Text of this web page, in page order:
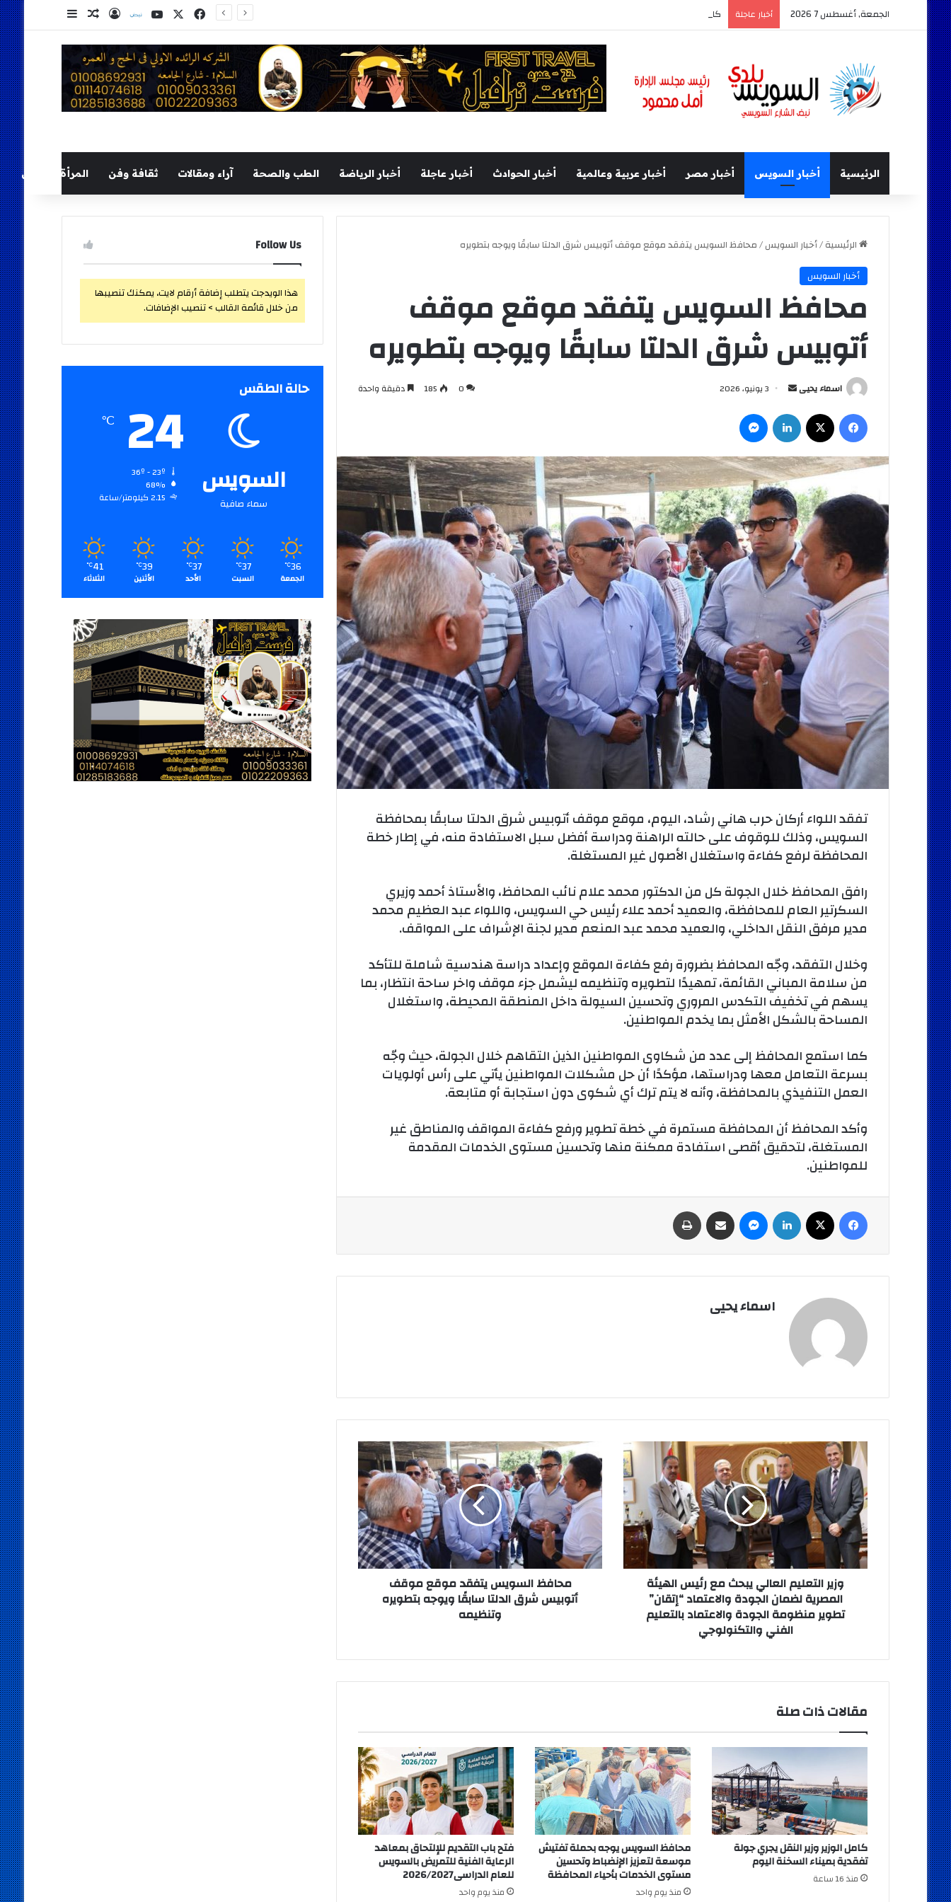
الجمعة, أغسطس 7 2026 أخبار عاجلة كامل الوزير وزير النقل يجري جولة تفقدية بميناء السخنة اليوم فيسبوك
‫X
‫YouTube
نلضتسجيل الدخول
مقال عشوائي
إضافة عمود
الرئيسية أخبار السويس أخبار مصر أخبار عربية وعالمية أخبار الحوادث أخبار عاجلة أخبار الرياضة الطب والصحة آراء ومقالات ثقافة وفن المرأة والطفل
الرئيسية/أخبار السويس/محافظ السويس يتفقد موقع موقف أتوبيس شرق الدلتا سابقًا ويوجه بتطويره
أخبار السويس
محافظ السويس يتفقد موقع موقف
أتوبيس شرق الدلتا سابقًا ويوجه بتطويره
اسماء يحيى
أرسل
إلكترونيا
3 يونيو، 2026 0
185 دقيقة واحدة
فيسبوك لينكدإن
تفقد اللواء أركان حرب هاني رشاد، اليوم، موقع موقف أتوبيس شرق الدلتا سابقًا بمحافظة
السويس، وذلك للوقوف على حالته الراهنة ودراسة أفضل سبل الاستفادة منه، في إطار خطة
المحافظة لرفع كفاءة واستغلال الأصول غير المستغلة.
رافق المحافظ خلال الجولة كل من الدكتور محمد علام نائب المحافظ، والأستاذ أحمد وزيري
السكرتير العام للمحافظة، والعميد أحمد علاء رئيس حي السويس، واللواء عبد العظيم محمد
مدير مرفق النقل الداخلي، والعميد محمد عبد المنعم مدير لجنة الإشراف على المواقف.
وخلال التفقد، وجّه المحافظ بضرورة رفع كفاءة الموقع وإعداد دراسة هندسية شاملة للتأكد
من سلامة المباني القائمة، تمهيدًا لتطويره وتنظيمه ليشمل جزء موقف واخر ساحة انتظار، بما
يسهم في تخفيف التكدس المروري وتحسين السيولة داخل المنطقة المحيطة، واستغلال
المساحة بالشكل الأمثل بما يخدم المواطنين.
كما استمع المحافظ إلى عدد من شكاوى المواطنين الذين التقاهم خلال الجولة، حيث وجّه
بسرعة التعامل معها ودراستها، مؤكدًا أن حل مشكلات المواطنين يأتي على رأس أولويات
العمل التنفيذي بالمحافظة، وأنه لا يتم ترك أي شكوى دون استجابة أو متابعة.
وأكد المحافظ أن المحافظة مستمرة في خطة تطوير ورفع كفاءة المواقف والمناطق غير
المستغلة، لتحقيق أقصى استفادة ممكنة منها وتحسين مستوى الخدمات المقدمة
للمواطنين.
فيسبوك لينكدإن ماسنجر مشاركة عبر البريد
اسماء يحيى
وزير
التعليم
العالي
يبحث
مع
رئيس
الهيئة
المصرية
لضمان
الجودة
والاعتماد
“إتقان”
الجودة
بالتعليم
والتكنولوجي
وزير التعليم العالي يبحث مع رئيس الهيئة
المصرية لضمان الجودة والاعتماد “إتقان”
تطوير منظومة الجودة والاعتماد بالتعليم
الفني والتكنولوجي
محافظ
السويس
يتفقد
موقع
موقف
أتوبيس
شرق
الدلتا
سابقًا
بتطويره
محافظ السويس يتفقد موقع موقف
أتوبيس شرق الدلتا سابقًا ويوجه بتطويره
وتنظيمه
مقالات ذات صلة
كامل الوزير وزير النقل يجري جولة
تفقدية بميناء السخنة اليوم
منذ 16 ساعة
محافظ السويس يوجه بحملة تفتيش
موسعة لتعزيز الإنضباط وتحسين
مستوى الخدمات بأحياء المحافظة
منذ يوم واحد
فتح باب التقديم للإلتحاق بمعاهد
الرعاية الفنية للتمريض بالسويس
للعام الدراسى2026/2027
منذ يوم واحد
Follow Us
هذا الويدجت يتطلب إضافة أرقام لايت، يمكنك تنصيبها
من خلال قائمة القالب > تنصيب الإضافات.
حالة الطقس
السويس
سماء صافية
24
℃
68%
2.15 كيلومتر/ساعة
36
℃
الجمعة
37
℃
السبت
37
℃
الأحد
39
℃
الأثنين
41
℃
الثلاثاء